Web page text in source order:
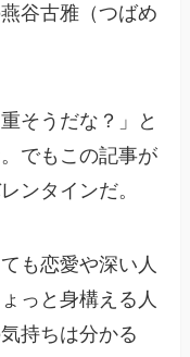
谷古雅（つばめ
そうだな？」と
でもこの記事が
ンタインだ。
も恋愛や深い人
っと身構える人
持ちは分かる